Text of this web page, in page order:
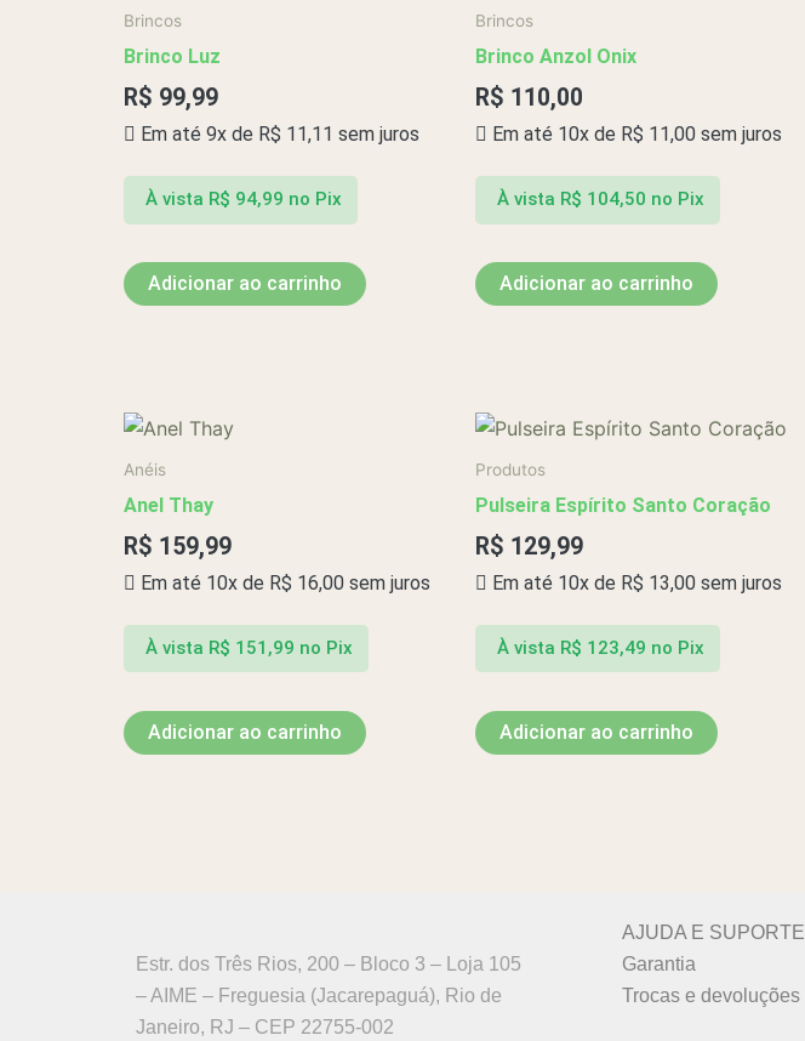
Brincos
Brinco Luz
R$ 99,99
Em até 9x de R$ 11,11 sem juros
À vista R$ 94,99 no Pix
Adicionar ao carrinho
Brincos
Brinco Anzol Onix
R$ 110,00
Em até 10x de R$ 11,00 sem juros
À vista R$ 104,50 no Pix
Adicionar ao carrinho
Anéis
Anel Thay
R$ 159,99
Em até 10x de R$ 16,00 sem juros
À vista R$ 151,99 no Pix
Adicionar ao carrinho
Produtos
Pulseira Espírito Santo Coração
R$ 129,99
Em até 10x de R$ 13,00 sem juros
À vista R$ 123,49 no Pix
Adicionar ao carrinho
Estr. dos Três Rios, 200 – Bloco 3 – Loja 105
– AIME – Freguesia (Jacarepaguá), Rio de
Janeiro, RJ – CEP 22755-002
AJUDA E SUPORTE
Garantia
Trocas e devoluções